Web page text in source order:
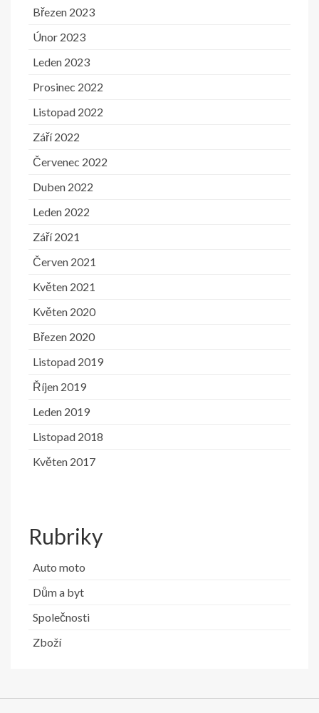
Březen 2023
Únor 2023
Leden 2023
Prosinec 2022
Listopad 2022
Září 2022
Červenec 2022
Duben 2022
Leden 2022
Září 2021
Červen 2021
Květen 2021
Květen 2020
Březen 2020
Listopad 2019
Říjen 2019
Leden 2019
Listopad 2018
Květen 2017
Rubriky
Auto moto
Dům a byt
Společnosti
Zboží